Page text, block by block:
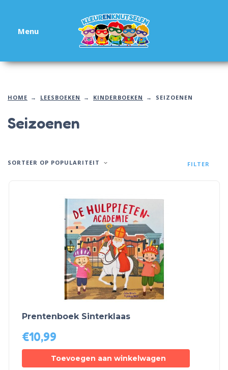
Menu
HOME LEESBOEKEN KINDERBOEKEN SEIZOENEN
Seizoenen
SORTEER OP POPULARITEIT FILTER
Prentenboek Sinterklaas
€10,99
Toevoegen aan winkelwagen